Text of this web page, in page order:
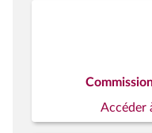
Accéder